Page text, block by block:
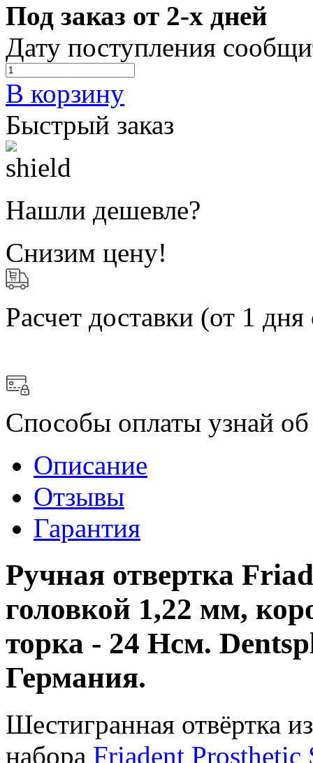
Под заказ от 2-х дней
Дату поступления
В корзину
Быстрый заказ
Нашли дешевле?
Снизим цену!
Расчет доставки (от 1 дня
Способы оплаты узнай
Описание
Отзывы
Гарантия
Ручная отвертка
головкой 1,22 мм,
торка - 24 Нсм.
Германия.
Шестигранная отвёртка из
набора Friadent